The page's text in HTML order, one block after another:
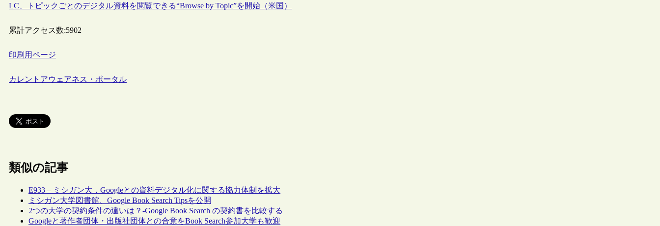
LC、トピックごとのデジタル資料を閲覧できる“Browse by Topic”を開始（米国）
累計アクセス数:5902
印刷用ページ
カレントアウェアネス・ポータル
類似の記事
E933 – ミシガン大，Googleとの資料デジタル化に関する協力体制を拡大
ミシガン大学図書館、Google Book Search Tipsを公開
2つの大学の契約条件の違いは？‐Google Book Search の契約書を比較する
Googleと著作者団体・出版社団体との合意をBook Search参加大学も歓迎